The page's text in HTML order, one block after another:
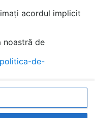
Salvează pdf
acordul implicit
noastră de
de-